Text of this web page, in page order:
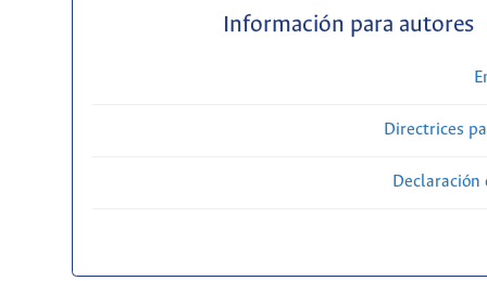
Información para autores
Directrices